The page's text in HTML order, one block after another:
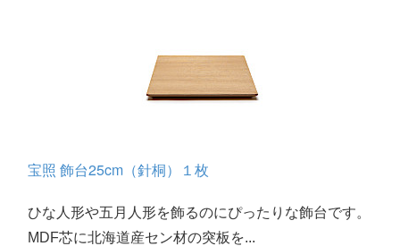
宝照 飾台25cm（針桐）１枚
ひな人形や五月人形を飾るのにぴったりな飾台です。
MDF芯に北海道産セン材の突板を...